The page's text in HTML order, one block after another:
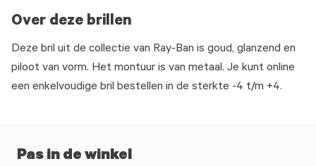
Over deze brillen
Deze bril uit de collectie van Ray-Ban is goud, glanzend en
piloot van vorm. Het montuur is van metaal. Je kunt online
een enkelvoudige bril bestellen in de sterkte -4 t/m +4.
Pas in de winkel